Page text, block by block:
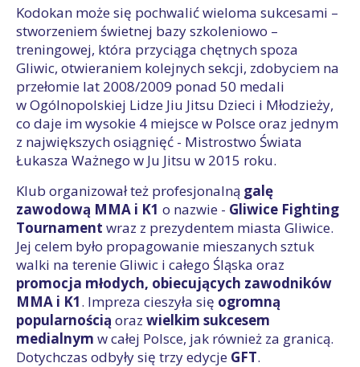
Kodokan może się pochwalić wieloma sukcesami –
stworzeniem świetnej bazy szkoleniowo –
treningowej, która przyciąga chętnych spoza
Gliwic, otwieraniem kolejnych sekcji, zdobyciem na
przełomie lat 2008/2009 ponad 50 medali
w Ogólnopolskiej Lidze Jiu Jitsu Dzieci i Młodzieży,
co daje im wysokie 4 miejsce w Polsce oraz jednym
z największych osiągnięć - Mistrostwo Świata
Łukasza Ważnego w Ju Jitsu w 2015 roku.
Klub organizował też profesjonalną galę
zawodową MMA i K1 o nazwie - Gliwice Fighting
Tournament wraz z prezydentem miasta Gliwice.
Jej celem było propagowanie mieszanych sztuk
walki na terenie Gliwic i całego Śląska oraz
promocja młodych, obiecujących zawodników
MMA i K1. Impreza cieszyła się ogromną
popularnością oraz wielkim sukcesem
medialnym w całej Polsce, jak również za granicą.
Dotychczas odbyły się trzy edycje GFT.